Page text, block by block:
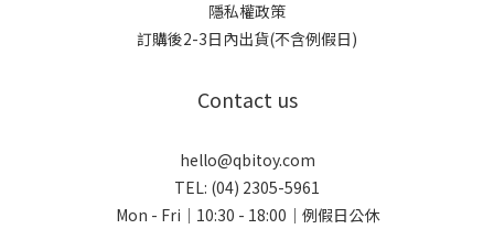
隱私權政策
訂購後2-3日內出貨(不含例假日)
Contact us
hello@qbitoy.com
TEL: (04) 2305-5961
Mon - Fri｜10:30 - 18:00｜例假日公休